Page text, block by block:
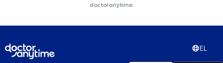
doctoranytime.
EL